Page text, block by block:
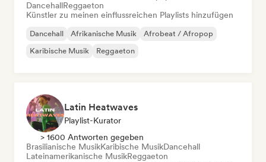
DancehallReggaeton
Künstler zu meinen einflussreichen Playlists hinzufügen
Dancehall Afrikanische Musik
Afrobeat / Afropop
Karibische Musik
Reggaeton
Latin Heatwaves
Playlist-Kurator
> 1600 Antworten gegeben
Brasilianische MusikKaribische MusikDancehall
Lateinamerikanische MusikReggaeton